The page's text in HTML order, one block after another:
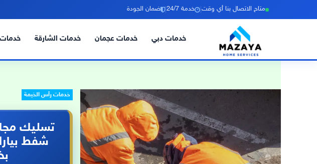
متاح الاتصال بنا أي وقت خدمة 24/7 | ضمان الجودة
خدمات دبي خدمات عجمان خدمات الشارقة
خدمات رأس الخيمة
تسليك
شفط